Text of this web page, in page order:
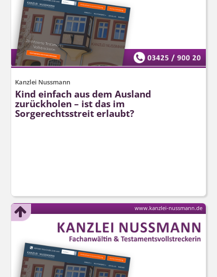
Kanzlei Nussmann
Kind einfach aus dem Ausland
zurückholen – ist das im
Sorgerechtsstreit erlaubt?
www.kanzlei-nussmann.de